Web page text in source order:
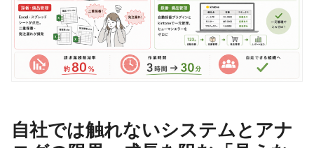
自社では触れないシステムとアナ